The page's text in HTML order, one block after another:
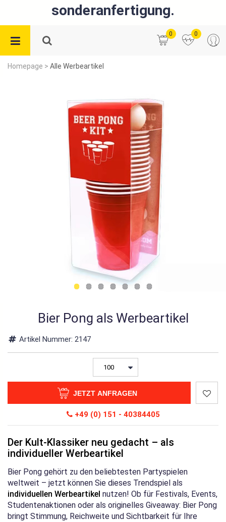
sonderanfertigung.
0 0
Homepage > Alle Werbeartikel
Bier Pong als Werbeartikel
Artikel Nummer: 2147
JETZT ANFRAGEN
+49 (0) 151 - 40384405
Der Kult-Klassiker neu gedacht – als
individueller Werbeartikel
Bier Pong gehört zu den beliebtesten Partyspielen
weltweit – jetzt können Sie dieses Trendspiel als
individuellen Werbeartikel nutzen! Ob für Festivals, Events,
Studentenaktionen oder als originelles Giveaway: Bier Pong
bringt Stimmung, Reichweite und Sichtbarkeit für Ihre